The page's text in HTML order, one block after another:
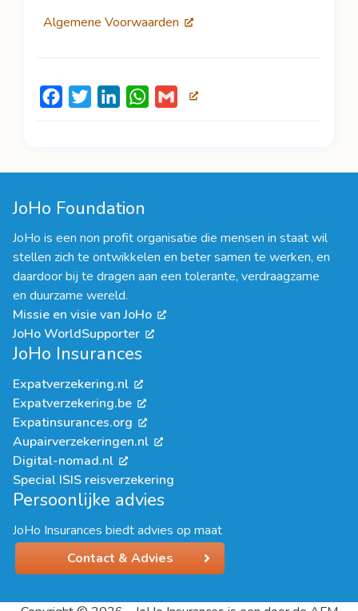
Algemene Voorwaarden
FacebookTwitterLinkedInWhatsApp
Gmail
JoHo Foundation
JoHo is een non profit organisatie die mensen in staat wil
stellen zich te ontwikkelen en beter samen te werken, en
daardoor bij te dragen aan een tolerante, verdraagzame
en duurzame wereld.
Missie en visie van JoHo
JoHo WorldSupporter
JoHo Insurances
Expatverzekering.nl
Expatverzekering.be
Expatinsurances.org
Aupairverzekeringen.nl
Digital-nomad.nl
Special ISIS reisverzekering
Persoonlijke advies
JoHo Insurances biedt advies op maat
Contact & Advies